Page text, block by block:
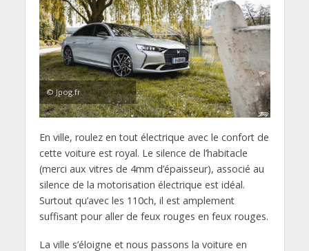
© Jpog.fr
En ville, roulez en tout électrique avec le confort de
cette voiture est royal. Le silence de l’habitacle
(merci aux vitres de 4mm d’épaisseur), associé au
silence de la motorisation électrique est idéal.
Surtout qu’avec les 110ch, il est amplement
suffisant pour aller de feux rouges en feux rouges.
La ville s’éloigne et nous passons la voiture en